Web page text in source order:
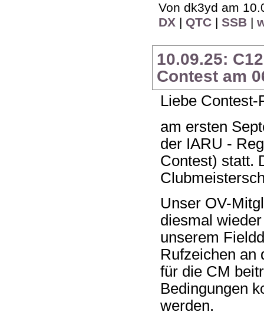
Von dk3yd am
DX | QTC |SSB |
10.09.25:
Contest am
Liebe Contest-
am ersten
der IARU -
Contest) statt.
Unser OV-
diesmal
unserem
Rufzeichen an
für die CM
Bedingungen
werden.